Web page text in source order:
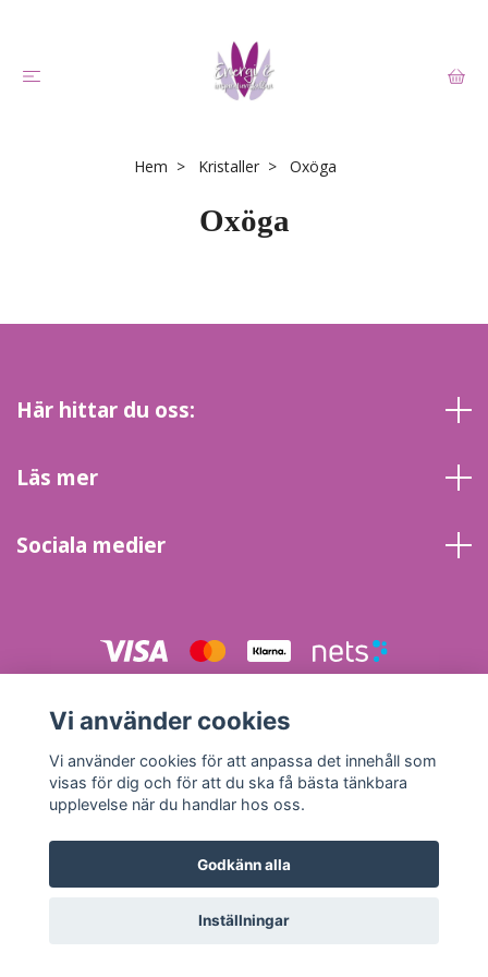
Hem Kristaller Oxöga
Oxöga
Här hittar du oss:
Läs mer
Sociala medier
Quickbutik
Vi använder cookies
Vi använder cookies för att anpassa det innehåll som
visas för dig och för att du ska få bästa tänkbara
upplevelse när du handlar hos oss.
Godkänn alla
Inställningar